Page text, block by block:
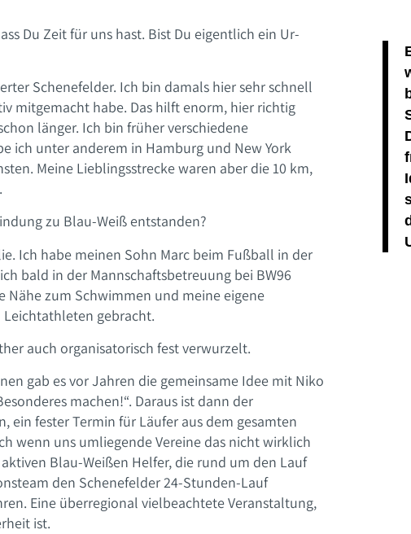
Du Zeit für uns hast. Bist Du eigentlich ein Ur-
Schenefelder. Ich bin damals hier sehr schnell
mitgemacht habe. Das hilft enorm, hier richtig
länger. Ich bin früher verschiedene
ich unter anderem in Hamburg und New York
Meine Lieblingsstrecke waren aber die 10 km,
zu Blau-Weiß entstanden?
Ich habe meinen Sohn Marc beim Fußball in der
bald in der Mannschaftsbetreuung bei BW96
Nähe zum Schwimmen und meine eigene
Leichtathleten gebracht.
auch organisatorisch fest verwurzelt.
gab es vor Jahren die gemeinsame Idee mit Niko
machen!“. Daraus ist dann der
ein fester Termin für Läufer aus dem gesamten
wenn uns umliegende Vereine das nicht wirklich
Blau-Weißen Helfer, die rund um den Lauf
den Schenefelder 24-Stunden-Lauf
Eine überregional vielbeachtete Veranstaltung,
ist.